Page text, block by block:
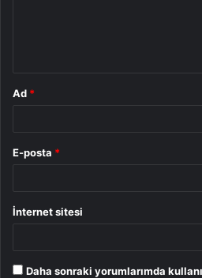
Ad *
E-posta *
İnternet sitesi
Daha sonraki yorumlarımda